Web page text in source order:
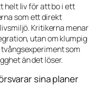
helt liv för att bo i ett
som ett direkt
Kritikerna menar
utan om klumpig
som
än det löser.
sina planer